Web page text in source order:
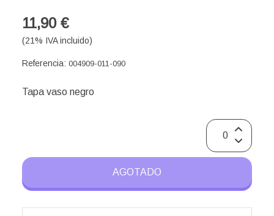
11,90 €
(21% IVA incluido)
Referencia: 004909-011-090
Tapa vaso negro
AGOTADO